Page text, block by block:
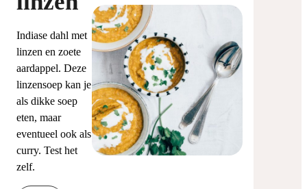
Indiase dahl met
linzen en zoete
aardappel. Deze
linzensoep kan je
als dikke soep
eten, maar
eventueel ook als
curry. Test het
zelf.